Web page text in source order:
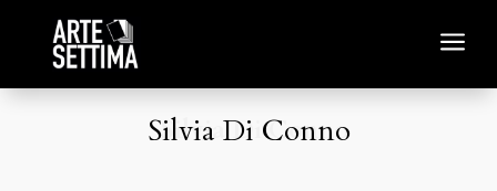
a
Silvia Di Conno
Silvia Di Conno